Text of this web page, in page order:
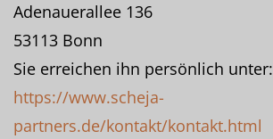
Adenauerallee 136
53113 Bonn
Sie erreichen ihn persönlich unter:
https://www.scheja-
partners.de/kontakt/kontakt.html